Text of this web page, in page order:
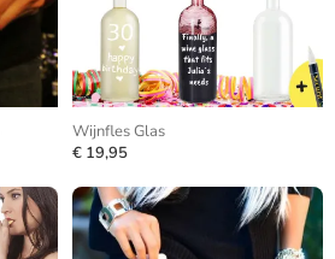
Wijnfles Glas
€ 19,95